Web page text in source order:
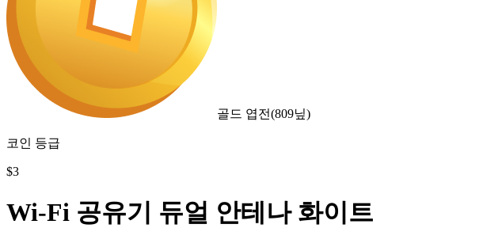
골드 엽전(809닢)
코인 등급
$3
Wi-Fi 공유기 듀얼 안테나 화이트